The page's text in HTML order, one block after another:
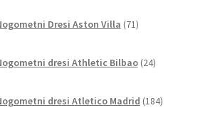
Dresi Aston Villa 71izdelkov
dresi Athletic Bilbao 24izdelkov
dresi Atletico Madrid 184izdelkov